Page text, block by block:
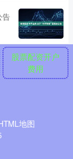
告
股票配资开户
费用
地图